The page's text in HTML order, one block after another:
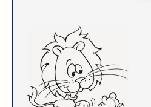
Mini Motivstempel
Penny Black Motivstempel
Schnecken Motivstempel
Stampendous Motivstempel
Textstempel Motivstempel